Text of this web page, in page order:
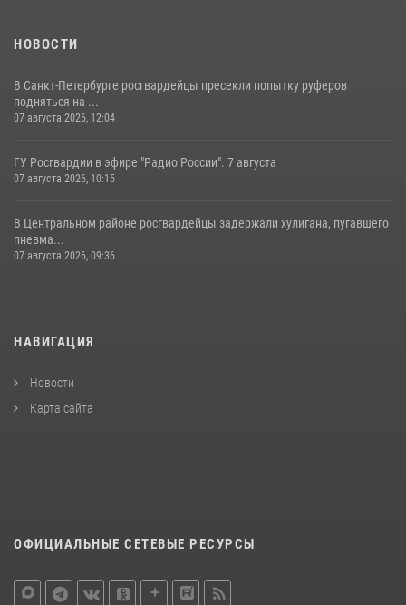
НОВОСТИ
В Санкт-Петербурге росгвардейцы пресекли попытку руферов
подняться на ...
07 августа 2026, 12:04
ГУ Росгвардии в эфире "Радио России". 7 августа
07 августа 2026, 10:15
В Центральном районе росгвардейцы задержали хулигана, пугавшего
пневма...
07 августа 2026, 09:36
НАВИГАЦИЯ
Новости
Карта сайта
ОФИЦИАЛЬНЫЕ СЕТЕВЫЕ РЕСУРСЫ